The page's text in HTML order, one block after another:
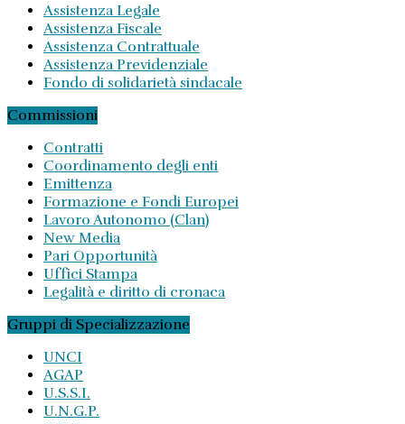
Assistenza Legale
Assistenza Fiscale
Assistenza Contrattuale
Assistenza Previdenziale
Fondo di solidarietà sindacale
Commissioni
Contratti
Coordinamento degli enti
Emittenza
Formazione e Fondi Europei
Lavoro Autonomo (Clan)
New Media
Pari Opportunità
Uffici Stampa
Legalità e diritto di cronaca
Gruppi di Specializzazione
UNCI
AGAP
U.S.S.I.
U.N.G.P.